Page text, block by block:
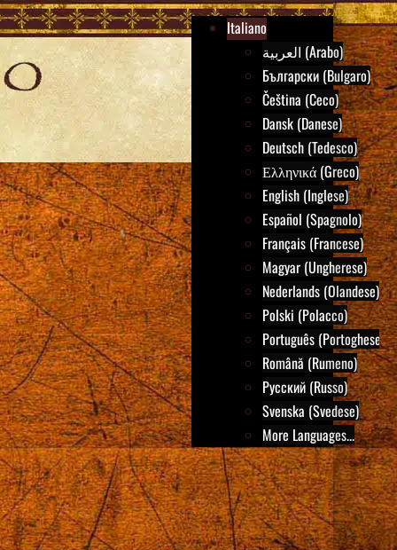
Italiano
العربية (Arabo)
Български (Bulgaro)
Čeština (Ceco)
Dansk (Danese)
Deutsch (Tedesco)
Ελληνικά (Greco)
English (Inglese)
Español (Spagnolo)
Français (Francese)
Magyar (Ungherese)
Nederlands (Olandese)
Polski (Polacco)
Português (Portoghese)
Română (Rumeno)
Русский (Russo)
Svenska (Svedese)
More Languages...